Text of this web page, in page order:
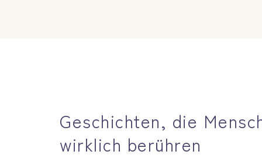
Geschichten, die
wirklich berühren